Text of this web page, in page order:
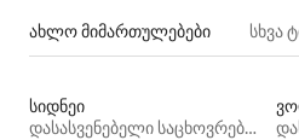
ახლო მიმართულებები სხვა
სიდნეი
დასასვენებელი საცხოვრებლები